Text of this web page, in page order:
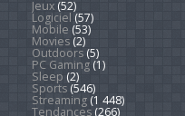
Jeux(52)
Logiciel (57)
Mobile (53)
Movies(2)
Outdoors(5)
PC Gaming(1)
Sleep (2)
Sports(546)
Streaming(1 448)
Tendances(266)